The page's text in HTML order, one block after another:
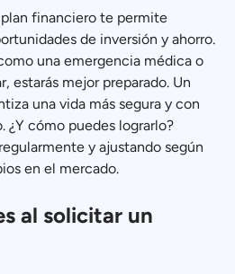
financiero te permite
de inversión y ahorro.
una emergencia médica o
estarás mejor preparado. Un
una vida más segura y con
¿Y cómo puedes lograrlo?
y ajustando según
en el mercado.
al solicitar un